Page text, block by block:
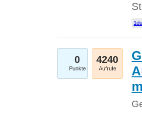
0
Punkte
4240
Aufrufe